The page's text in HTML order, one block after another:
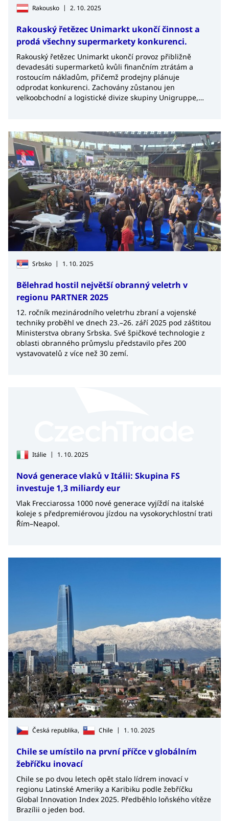
Rakousko | 2. 10. 2025
Rakouský řetězec Unimarkt ukončí činnost a
prodá všechny supermarkety konkurenci.
Rakouský řetězec Unimarkt ukončí provoz přibližně
devadesáti supermarketů kvůli finančním ztrátám a
rostoucím nákladům, přičemž prodejny plánuje
odprodat konkurenci. Zachovány zůstanou jen
velkoobchodní a logistické divize skupiny Unigruppe,
aktuální i v českém kontextu.
Srbsko | 1. 10. 2025
Bělehrad hostil největší obranný veletrh v
regionu PARTNER 2025
12. ročník mezinárodního veletrhu zbraní a vojenské
techniky proběhl ve dnech 23.–26. září 2025 pod záštitou
Ministerstva obrany Srbska. Své špičkové technologie z
oblasti obranného průmyslu představilo přes 200
vystavovatelů z více než 30 zemí.
Itálie | 1. 10. 2025
Nová generace vlaků v Itálii: Skupina FS
investuje 1,3 miliardy eur
Vlak Frecciarossa 1000 nové generace vyjíždí na italské
koleje s předpremiérovou jízdou na vysokorychlostní trati
Řím–Neapol.
Česká republika, Chile | 1. 10. 2025
Chile se umístilo na první příčce v globálním
žebříčku inovací
Chile se po dvou letech opět stalo lídrem inovací v
regionu Latinské Ameriky a Karibiku podle žebříčku
Global Innovation Index 2025. Předběhlo loňského vítěze
Brazílii o jeden bod.